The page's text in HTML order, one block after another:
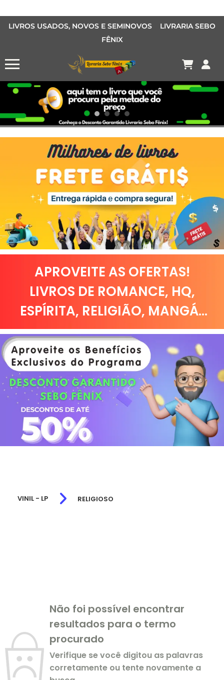
LIVROS USADOS, NOVOS E SEMINOVOS LIVRARIA SEBO
FÊNIX
Conheça o Desconto Garantido de livros Sebo Fênix!
OFERTA HISTORIAS EM QUADRINHOS
OFERTA MANGÁS
MANGÁS BARATOS
APROVEITE AS OFERTAS!
LIVROS DE ROMANCE, HQ,
ESPÍRITA, RELIGIÃO, MANGÁ...
VINIL - LP RELIGIOSO
Não foi possível encontrar
resultados para o termo
procurado
Verifique se você digitou as palavras
corretamente ou tente novamente a